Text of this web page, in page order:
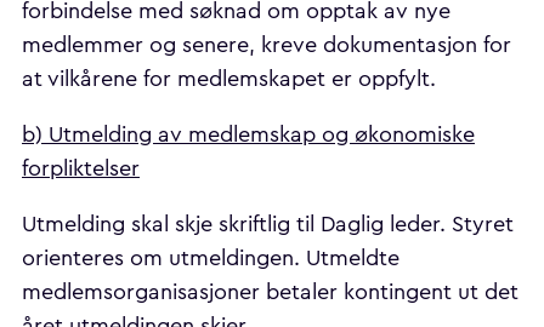
forbindelse med søknad om opptak av nye
medlemmer og senere, kreve dokumentasjon for
at vilkårene for medlemskapet er oppfylt.
b) Utmelding av medlemskap og økonomiske
forpliktelser
Utmelding skal skje skriftlig til Daglig leder. Styret
orienteres om utmeldingen. Utmeldte
medlemsorganisasjoner betaler kontingent ut det